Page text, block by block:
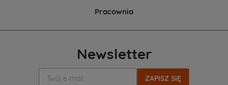
Pracownia
Newsletter